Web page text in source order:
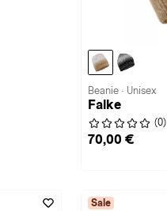
Beanie · Unisex
Falke
(0)
70,00 €
Sale